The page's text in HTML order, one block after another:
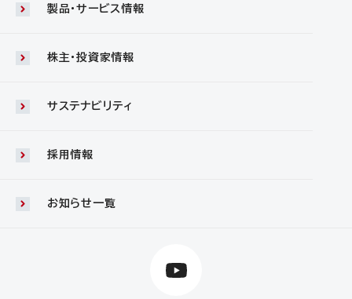
製品・サービス情報
株主・投資家情報
サステナビリティ
採用情報
お知らせ一覧